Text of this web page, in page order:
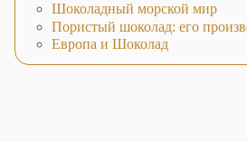
Шоколадный морской мир
Пористый шоколад: его
Европа и Шоколад